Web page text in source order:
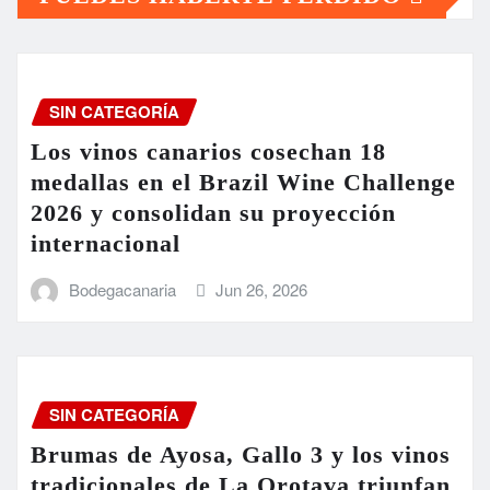
SIN CATEGORÍA
Los vinos canarios cosechan 18
medallas en el Brazil Wine Challenge
2026 y consolidan su proyección
internacional
Bodegacanaria Jun 26, 2026
SIN CATEGORÍA
Brumas de Ayosa, Gallo 3 y los vinos